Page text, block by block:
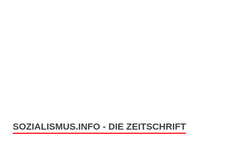
SOZIALISMUS.INFO - DIE ZEITSCHRIFT